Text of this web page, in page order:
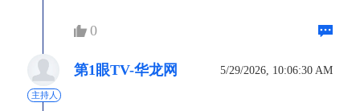
0
主持人
第1眼TV-华龙网 5/29/2026, 10:06:30 AM